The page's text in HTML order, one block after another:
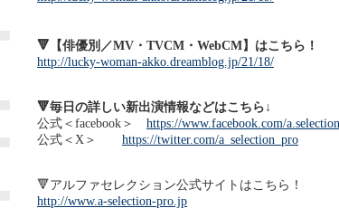
🔻【俳優別／MV・TVCM・WebCM】はこちら！
http://lucky-woman-akko.dreamblog.jp/21/18/
🔻毎日の詳しい新出演情報などはこちら↓
公式＜facebook＞ https://www.facebook.com/
公式＜X＞ https://twitter.com/a_selection_pro
🔻アルファセレクション公式サイトはこちら！
http://www.a-selection-pro.jp